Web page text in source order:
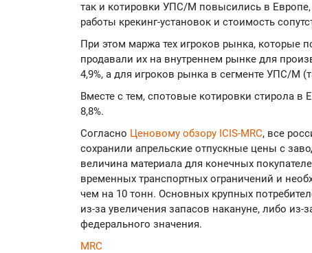
так и котировки УПС/М повысились в
работы крекинг-установок и стоимость
При этом маржа тех игроков рынка, которые
продавали их на внутреннем рынке для
4,9%, а для игроков рынка в сегменте УПС/М
Вместе с тем, спотовые котировки стирола
8,8%.
Согласно Ценовому обзору ICIS-MRC, все
сохранили апрельские отпускные цены с
величина материала для конечных
временных транспортных ограничений и
чем на 10 тонн. Основных крупных
из-за увеличения запасов накануне, либо из-
федерального значения.
MRC